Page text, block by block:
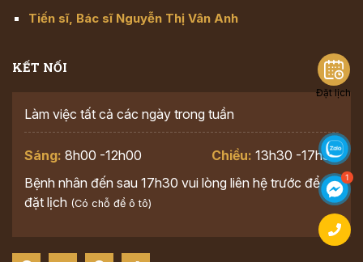
Tiến sĩ, Bác sĩ Nguyễn Thị Vân Anh
KẾT NỐI
Làm việc tất cả các ngày trong tuần
Sáng: 8h00 -12h00 Chiều: 13h30 -17h30
Bệnh nhân đến sau 17h30 vui lòng liên hệ trước để
đặt lịch (Có chỗ để ô tô)
Đặt lịch